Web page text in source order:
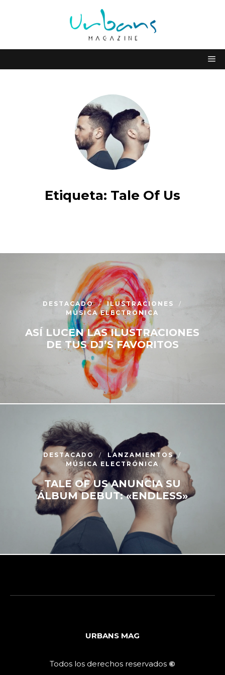
Etiqueta: Tale Of Us
DESTACADO
ILUSTRACIONES
MÚSICA ELECTRÓNICA
ASÍ LUCEN LAS ILUSTRACIONES
DE TUS DJ’S FAVORITOS
DESTACADO
LANZAMIENTOS
MÚSICA ELECTRÓNICA
TALE OF US ANUNCIA SU
ÁLBUM DEBUT: «ENDLESS»
URBANS MAG
Todos los derechos reservados ©